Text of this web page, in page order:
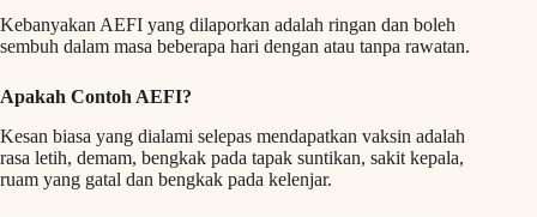
Kebanyakan AEFI yang dilaporkan adalah ringan dan boleh
sembuh dalam masa beberapa hari dengan atau tanpa rawatan.
Apakah Contoh AEFI?
Kesan biasa yang dialami selepas mendapatkan vaksin adalah
rasa letih, demam, bengkak pada tapak suntikan, sakit kepala,
ruam yang gatal dan bengkak pada kelenjar.